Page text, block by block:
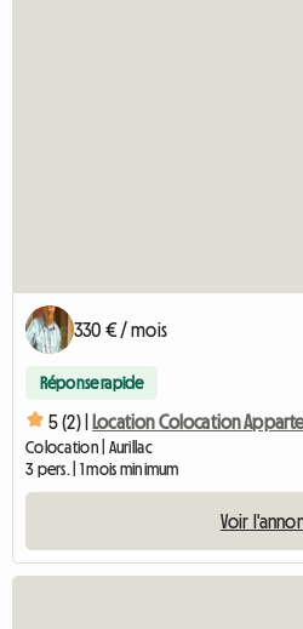
330 € / mois
Réponse rapide
5 (2) | Location Colocation
Colocation | Aurillac
3 pers. | 1 mois minimum
Voir